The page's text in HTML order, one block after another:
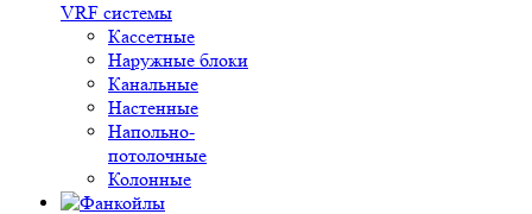
VRF системы
Кассетные
Наружные блоки
Канальные
Настенные
Напольно-
потолочные
Колонные